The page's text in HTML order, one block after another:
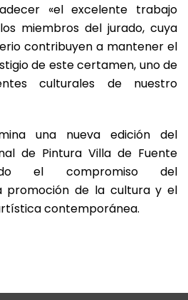
«el excelente trabajo
miembros del jurado, cuya
contribuyen a mantener el
de este certamen, uno de
culturales de nuestro
una nueva edición del
de Pintura Villa de Fuente
el compromiso del
promoción de la cultura y el
contemporánea.